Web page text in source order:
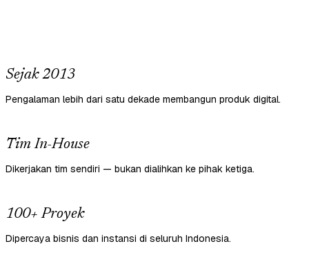
Sejak 2013
Pengalaman lebih dari satu dekade membangun produk digital.
Tim In-House
Dikerjakan tim sendiri — bukan dialihkan ke pihak ketiga.
100+ Proyek
Dipercaya bisnis dan instansi di seluruh Indonesia.